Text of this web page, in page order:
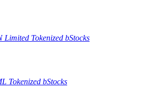
к лучшим трейдерам
Limited Tokenized bStocks
Tokenized bStocks